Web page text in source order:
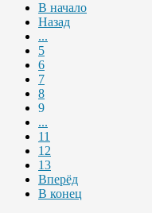
В начало
Назад
...
5
6
7
8
9
...
11
12
13
Вперёд
В конец